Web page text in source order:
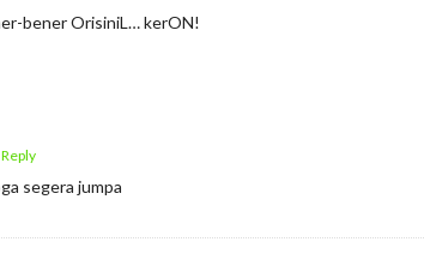
bener OrisiniL… kerON!
segera jumpa